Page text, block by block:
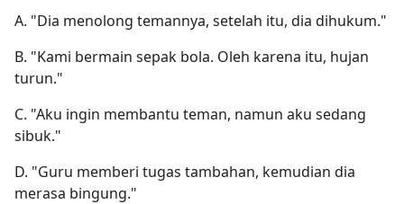
A. "Dia menolong temannya, setelah itu, dia dihukum."
B. "Kami bermain sepak bola. Oleh karena itu, hujan
turun."
C. "Aku ingin membantu teman, namun aku sedang
sibuk."
D. "Guru memberi tugas tambahan, kemudian dia
merasa bingung."